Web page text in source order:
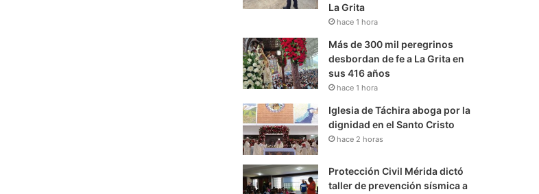
La Grita
hace 1 hora
Más de 300 mil peregrinos
desbordan de fe a La Grita en
sus 416 años
hace 1 hora
Iglesia de Táchira aboga por la
dignidad en el Santo Cristo
hace 2 horas
Protección Civil Mérida dictó
taller de prevención sísmica a